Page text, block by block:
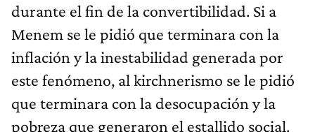
durante el fin de la convertibilidad. Si a
Menem se le pidió que terminara con la
inflación y la inestabilidad generada por
este fenómeno, al kirchnerismo se le pidió
que terminara con la desocupación y la
pobreza que generaron el estallido social.